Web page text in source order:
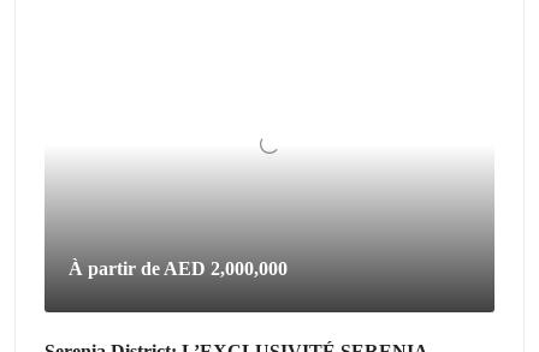
À partir de AED 2,000,000